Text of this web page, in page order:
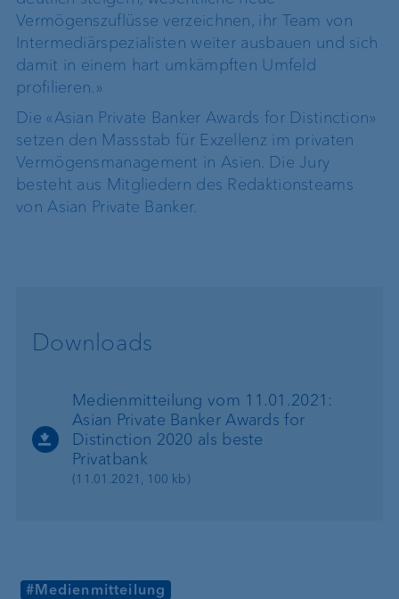
Vermögenszuflüsse verzeichnen, ihr Team von
Intermediärspezialisten weiter ausbauen und sich
damit in einem hart umkämpften Umfeld
profilieren.»
Die «Asian Private Banker Awards for Distinction»
setzen den Massstab für Exzellenz im privaten
Vermögensmanagement in Asien. Die Jury
besteht aus Mitgliedern des Redaktionsteams
von Asian Private Banker.
Downloads
Medienmitteilung vom 11.01.2021:
Asian Private Banker Awards for
Distinction 2020 als beste
Privatbank
(11.01.2021, 100 kb)
#Medienmitteilung